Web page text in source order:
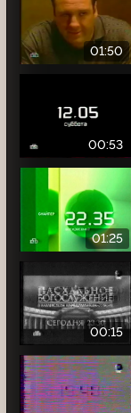
01:50
00:53
01:25
00:15